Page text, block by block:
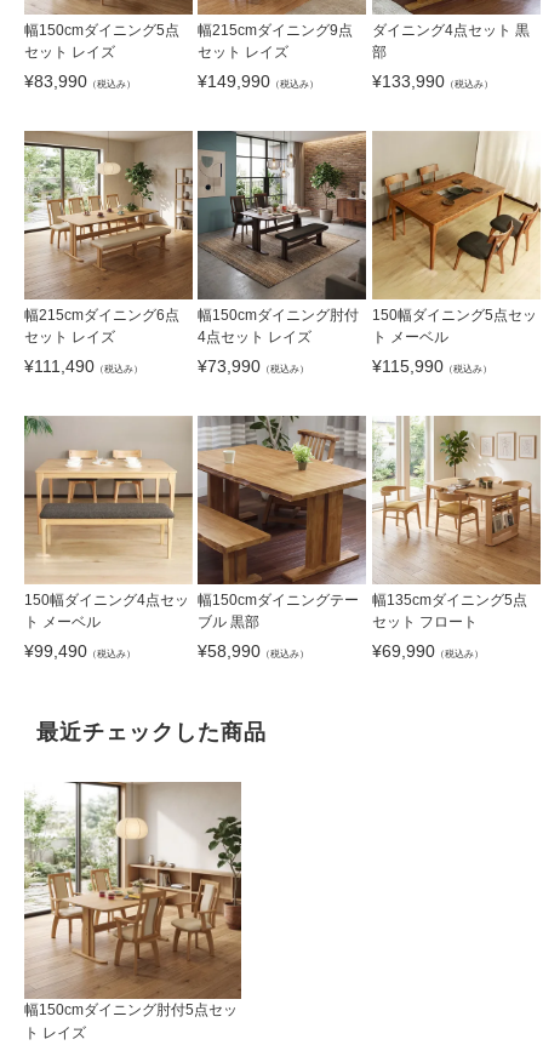
幅150cmダイニング5点
セット レイズ
¥83,990 （税込み）
幅215cmダイニング9点
セット レイズ
¥149,990 （税込み）
ダイニング4点セット 黒
部
¥133,990（税込み）
幅215cmダイニング6点
セット レイズ
¥111,490 （税込み）
幅150cmダイニング肘付
4点セット レイズ
¥73,990 （税込み）
150幅ダイニング5点セッ
ト メーベル
¥115,990（税込み）
150幅ダイニング4点セッ
ト メーベル
¥99,490 （税込み）
幅150cmダイニングテー
ブル 黒部
¥58,990 （税込み）
幅135cmダイニング5点
セット フロート
¥69,990（税込み）
最近チェックした商品
幅150cmダイニング肘付5点セッ
ト レイズ